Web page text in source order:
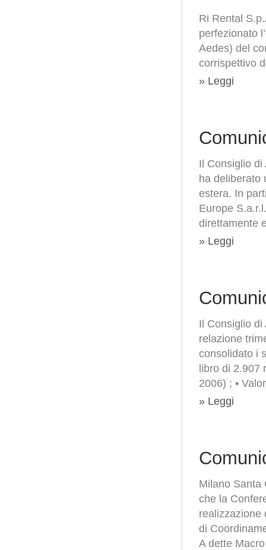
Ri Rental
perfezionato
Aedes) del
corrispettivo
» Leggi
Il Consiglio
ha deliberato
estera. In
Europe
direttamente
» Leggi
Il Consiglio
relazione
consolidato i
libro di 2.907
2006) ; •
» Leggi
Milano Santa
che la
realizzazione
di
A dette